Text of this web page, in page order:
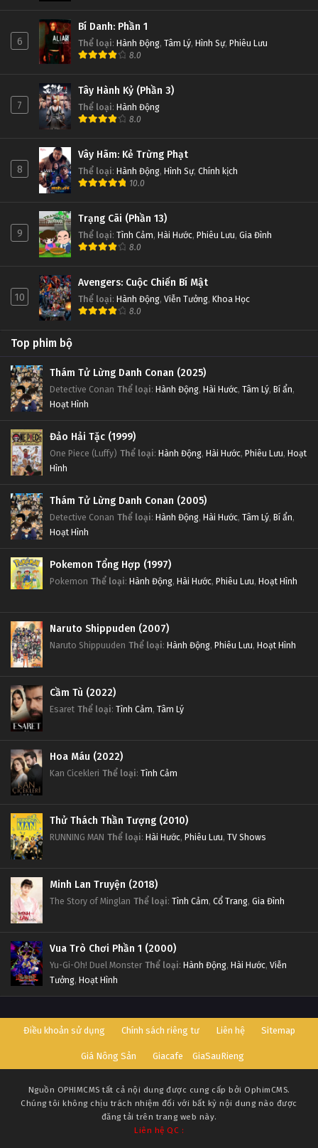
6
Bí Danh: Phần 1
Thể loại: Hành Động, Tâm Lý, Hình Sự, Phiêu Lưu
8.0
7
Tây Hành Kỷ (Phần 3)
Thể loại: Hành Động
8.0
8
Vây Hãm: Kẻ Trừng Phạt
Thể loại: Hành Động, Hình Sự, Chính kịch
10.0
9
Trạng Cãi (Phần 13)
Thể loại: Tình Cảm, Hài Hước, Phiêu Lưu, Gia Đình
8.0
10
Avengers: Cuộc Chiến Bí Mật
Thể loại: Hành Động, Viễn Tưởng, Khoa Học
8.0
Top phim bộ
Thám Tử Lừng Danh Conan (2025)
Detective Conan Thể loại: Hành Động, Hài Hước, Tâm Lý, Bí ẩn,
Hoạt Hình
Đảo Hải Tặc (1999)
One Piece (Luffy) Thể loại: Hành Động, Hài Hước, Phiêu Lưu, Hoạt
Hình
Thám Tử Lừng Danh Conan (2005)
Detective Conan Thể loại: Hành Động, Hài Hước, Tâm Lý, Bí ẩn,
Hoạt Hình
Pokemon Tổng Hợp (1997)
Pokemon Thể loại: Hành Động, Hài Hước, Phiêu Lưu, Hoạt Hình
Naruto Shippuden (2007)
Naruto Shippuuden Thể loại: Hành Động, Phiêu Lưu, Hoạt Hình
Cầm Tù (2022)
Esaret Thể loại: Tình Cảm, Tâm Lý
Hoa Máu (2022)
Kan Cicekleri Thể loại: Tình Cảm
Thử Thách Thần Tượng (2010)
RUNNING MAN Thể loại: Hài Hước, Phiêu Lưu, TV Shows
Minh Lan Truyện (2018)
The Story of Minglan Thể loại: Tình Cảm, Cổ Trang, Gia Đình
Vua Trò Chơi Phần 1 (2000)
Yu-Gi-Oh! Duel Monster Thể loại: Hành Động, Hài Hước, Viễn
Tưởng, Hoạt Hình
Điều khoản sử dụng Chính sách riêng tư Liên hệ Sitemap
Giá Nông Sản Giacafe GiaSauRieng
Nguồn OPHIMCMS tất cả nội dung được cung cấp bởi OphimCMS.
Chúng tôi không chịu trách nhiệm đối với bất kỳ nội dung nào được
đăng tải trên trang web này.
Liên hệ QC :